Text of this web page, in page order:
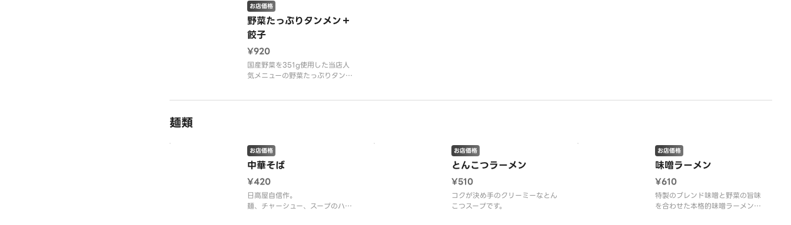
野菜たっぷりタンメン＋
餃子
お店価格
¥920
国産野菜を351g使用した当店人
気メニューの野菜たっぷりタンメ
麺類
中華そば
お店価格
¥420
日高屋自信作。
麺、チャーシュー、スープのハー
とんこつラーメン
お店価格
¥510
コクが決め手のクリーミーなとん
こつスープです。
味噌ラーメン
お店価格
¥610
特製のブレンド味噌と野菜の旨味
を合わせた本格的味噌ラーメン。